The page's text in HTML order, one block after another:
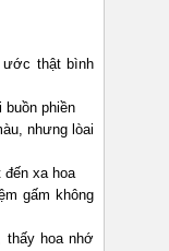
ước thật bình
buồn phiền
nhưng lòai
đến xa hoa
gấm không
thấy hoa nhớ